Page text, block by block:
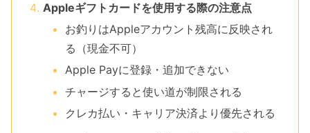
Appleギフトカードを使用する際の注意点
お釣りはAppleアカウント残高に反映され
る（現金不可）
Apple Payに登録・追加できない
チャージすると使い道が制限される
クレカ払い・キャリア決済より優先される